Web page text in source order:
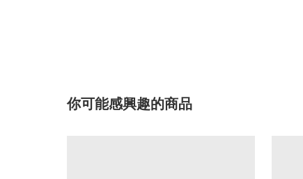
你可能感興趣的商品